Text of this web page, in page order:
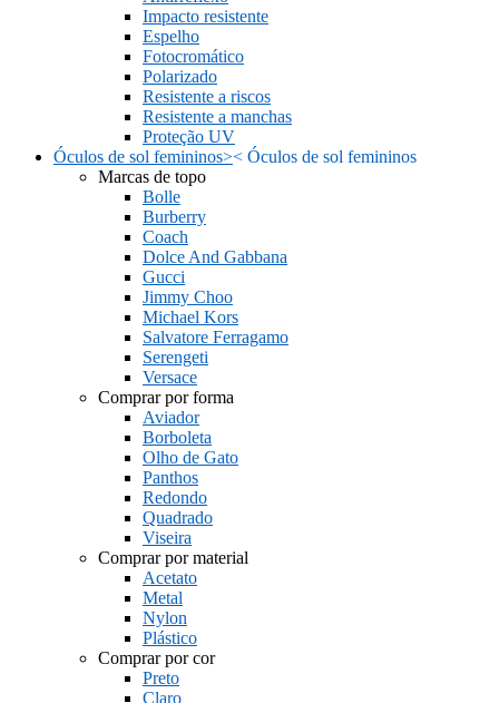
Impacto resistente
Espelho
Fotocromático
Polarizado
Resistente a riscos
Resistente a manchas
Proteção UV
Óculos de sol femininos>< Óculos de sol femininos
Marcas de topo
Bolle
Burberry
Coach
Dolce And Gabbana
Gucci
Jimmy Choo
Michael Kors
Salvatore Ferragamo
Serengeti
Versace
Comprar por forma
Aviador
Borboleta
Olho de Gato
Panthos
Redondo
Quadrado
Viseira
Comprar por material
Acetato
Metal
Nylon
Plástico
Comprar por cor
Preto
Claro